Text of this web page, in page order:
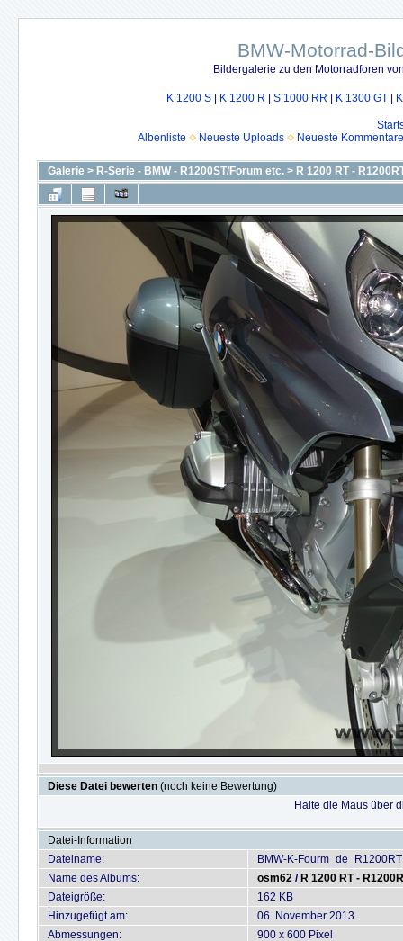
BMW-Motorrad-
Bildergalerie zu den Motorradforen
K 1200 S K 1200 R S 1000 RR K 1300 GT
Albenliste
Neueste Uploads Neueste Kommentare
Galerie > R-Serie - BMW - R1200ST/Forum etc. > R 1200 RT -
Diese Datei bewerten (noch keine Bewertung)
Halte die Maus über
Datei-Information
Dateiname:
BMW-K-
Name des Albums:
osm62 / R 1200 RT -
Dateigröße:
162 KB
Hinzugefügt am:
06. November 2013
Abmessungen:
900 x 600 Pixel